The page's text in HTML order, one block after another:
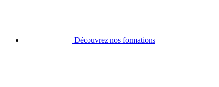
Découvrez nos formations